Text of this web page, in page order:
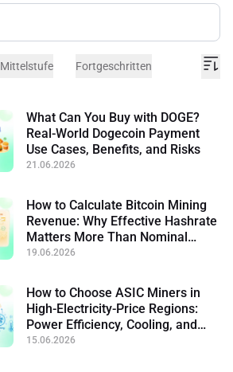
Mittelstufe Fortgeschritten
What Can You Buy with DOGE?
Real-World Dogecoin Payment
Use Cases, Benefits, and Risks
21.06.2026
How to Calculate Bitcoin Mining
Revenue: Why Effective Hashrate
Matters More Than Nominal
Hashrate
19.06.2026
How to Choose ASIC Miners in
High-Electricity-Price Regions:
Power Efficiency, Cooling, and
Flexible Operation
15.06.2026